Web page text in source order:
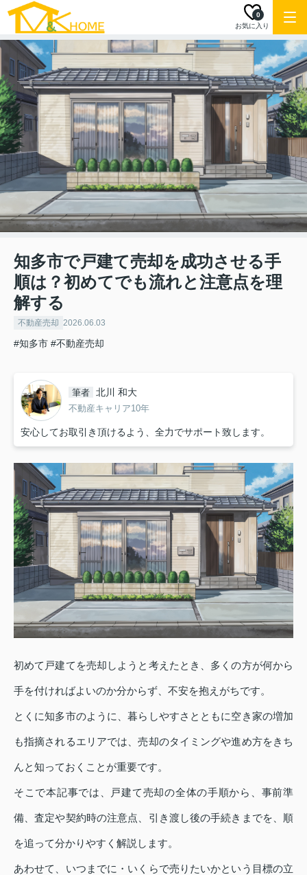
お気に入り
0
知多市で戸建て売却を成功させる手
順は？初めてでも流れと注意点を理
解する
不動産売却 2026.06.03
#知多市 #不動産売却
筆者 北川 和大
不動産キャリア10年
安心してお取引き頂けるよう、全力でサポート致します。
初めて戸建てを売却しようと考えたとき、多くの方が何から
手を付ければよいのか分からず、不安を抱えがちです。
とくに知多市のように、暮らしやすさとともに空き家の増加
も指摘されるエリアでは、売却のタイミングや進め方をきち
んと知っておくことが重要です。
そこで本記事では、戸建て売却の全体の手順から、事前準
備、査定や契約時の注意点、引き渡し後の手続きまでを、順
を追って分かりやすく解説します。
あわせて、いつまでに・いくらで売りたいかという目標の立